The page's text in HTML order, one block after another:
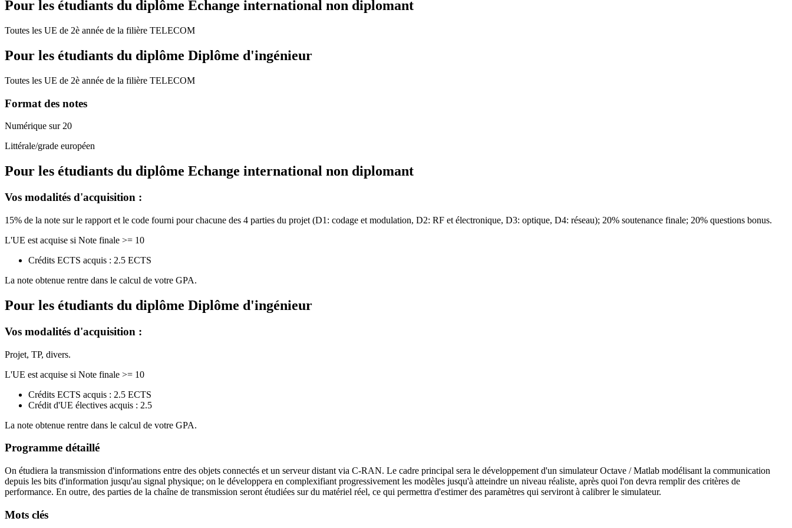
Pour les étudiants du diplôme Echange international non diplomant
Toutes les UE de 2è année de la filière TELECOM
Pour les étudiants du diplôme Diplôme d'ingénieur
Toutes les UE de 2è année de la filière TELECOM
Format des notes
Numérique sur 20
Littérale/grade européen
Pour les étudiants du diplôme Echange international non diplomant
Vos modalités d'acquisition :
15% de la note sur le rapport et le code fourni pour chacune des 4 parties du projet (D1: codage et modulation, D2: RF et électronique, D3: optique, D4: réseau); 20% soutenance finale; 20% questions bonus.
L'UE est acquise si Note finale >= 10
Crédits ECTS acquis : 2.5 ECTS
La note obtenue rentre dans le calcul de votre GPA.
Pour les étudiants du diplôme Diplôme d'ingénieur
Vos modalités d'acquisition :
Projet, TP, divers.
L'UE est acquise si Note finale >= 10
Crédits ECTS acquis : 2.5 ECTS
Crédit d'UE électives acquis : 2.5
La note obtenue rentre dans le calcul de votre GPA.
Programme détaillé
On étudiera la transmission d'informations entre des objets connectés et un serveur distant via C-RAN. Le cadre principal sera le développement d'un simulateur Octave / Matlab modélisant la communication
depuis les bits d'information jusqu'au signal physique; on le développera en complexifiant progressivement les modèles jusqu'à atteindre un niveau réaliste, après quoi l'on devra remplir des critères de
performance. En outre, des parties de la chaîne de transmission seront étudiées sur du matériel réel, ce qui permettra d'estimer des paramètres qui serviront à calibrer le simulateur.
Mots clés